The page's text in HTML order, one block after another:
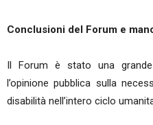
Conclusioni del Forum e
Il Forum è stato una
l’opinione pubblica sulla
disabilità nell’intero ciclo